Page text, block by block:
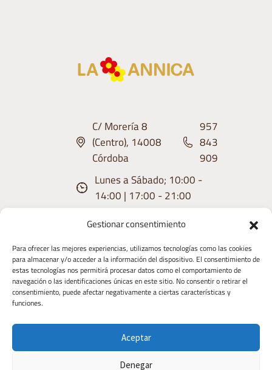
Gestionar consentimiento
Para ofrecer las mejores experiencias, utilizamos tecnologías como las cookies
para almacenar y/o acceder a la información del dispositivo. El consentimiento de
estas tecnologías nos permitirá procesar datos como el comportamiento de
navegación o las identificaciones únicas en este sitio. No consentir o retirar el
consentimiento, puede afectar negativamente a ciertas características y
funciones.
Aceptar
Denegar
C/ Morería 8
(Centro), 14008
Córdoba
957
843
909
Lunes a Sábado; 10:00 -
14:00 | 17:00 - 21:00
Aviso
Legal
Condiciones
de uso
Política de
privacidad
Política de
Cookies
Derecho de
Desistimiento
Copyright 2026 | Diseñado y Desarrollaado
por TIC TAC COMUNICACIÓN